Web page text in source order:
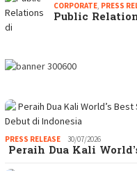
CORPORATE, PRESS
Public
PRESS RELEASE 30/07/2026
Peraih Dua Kali